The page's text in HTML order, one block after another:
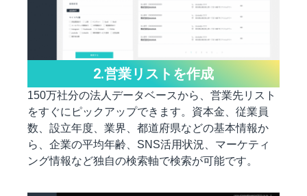
2.営業リストを作成
150万社分の法人データベースから、営業先リスト
をすぐにピックアップできます。資本金、従業員
数、設立年度、業界、都道府県などの基本情報か
ら、企業の平均年齢、SNS活用状況、マーケティ
ング情報など独自の検索軸で検索が可能です。